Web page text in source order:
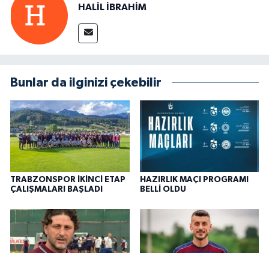
HALİL İBRAHİM
Bunlar da ilginizi çekebilir
TRABZONSPOR İKİNCİ ETAP
ÇALIŞMALARI BAŞLADI
HAZIRLIK MAÇI PROGRAMI
BELLİ OLDU